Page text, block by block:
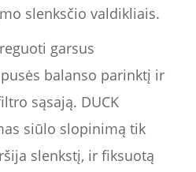
slenksčio valdikliais.
garsus
balanso parinktį ir
sąsają. DUCK
siūlo slopinimą tik
slenkstį, ir fiksuotą